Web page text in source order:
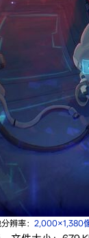
辨率： 2,000×1,380